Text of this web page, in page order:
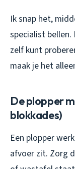
Ik snap het,
specialist
zelf kunt
maak je het
De plopper
blokkades)
Een plopper
afvoer zit. Zorg